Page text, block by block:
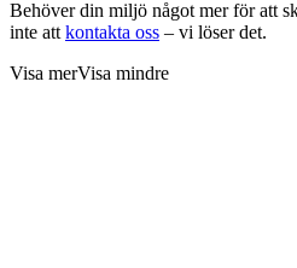
Behöver din miljö något mer för att
inte att kontakta oss – vi löser det.
Visa merVisa mindre